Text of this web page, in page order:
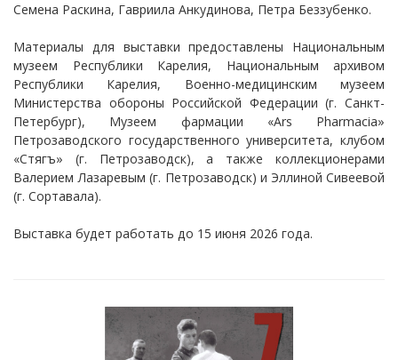
Семена Раскина, Гавриила Анкудинова, Петра Беззубенко.
Материалы для выставки предоставлены Национальным
музеем Республики Карелия, Национальным архивом
Республики Карелия, Военно-медицинским музеем
Министерства обороны Российской Федерации (г. Санкт-
Петербург), Музеем фармации «Ars Pharmacia»
Петрозаводского государственного университета, клубом
«Стягъ» (г. Петрозаводск), а также коллекционерами
Валерием Лазаревым (г. Петрозаводск) и Эллиной Сивеевой
(г. Сортавала).
Выставка будет работать до 15 июня 2026 года.